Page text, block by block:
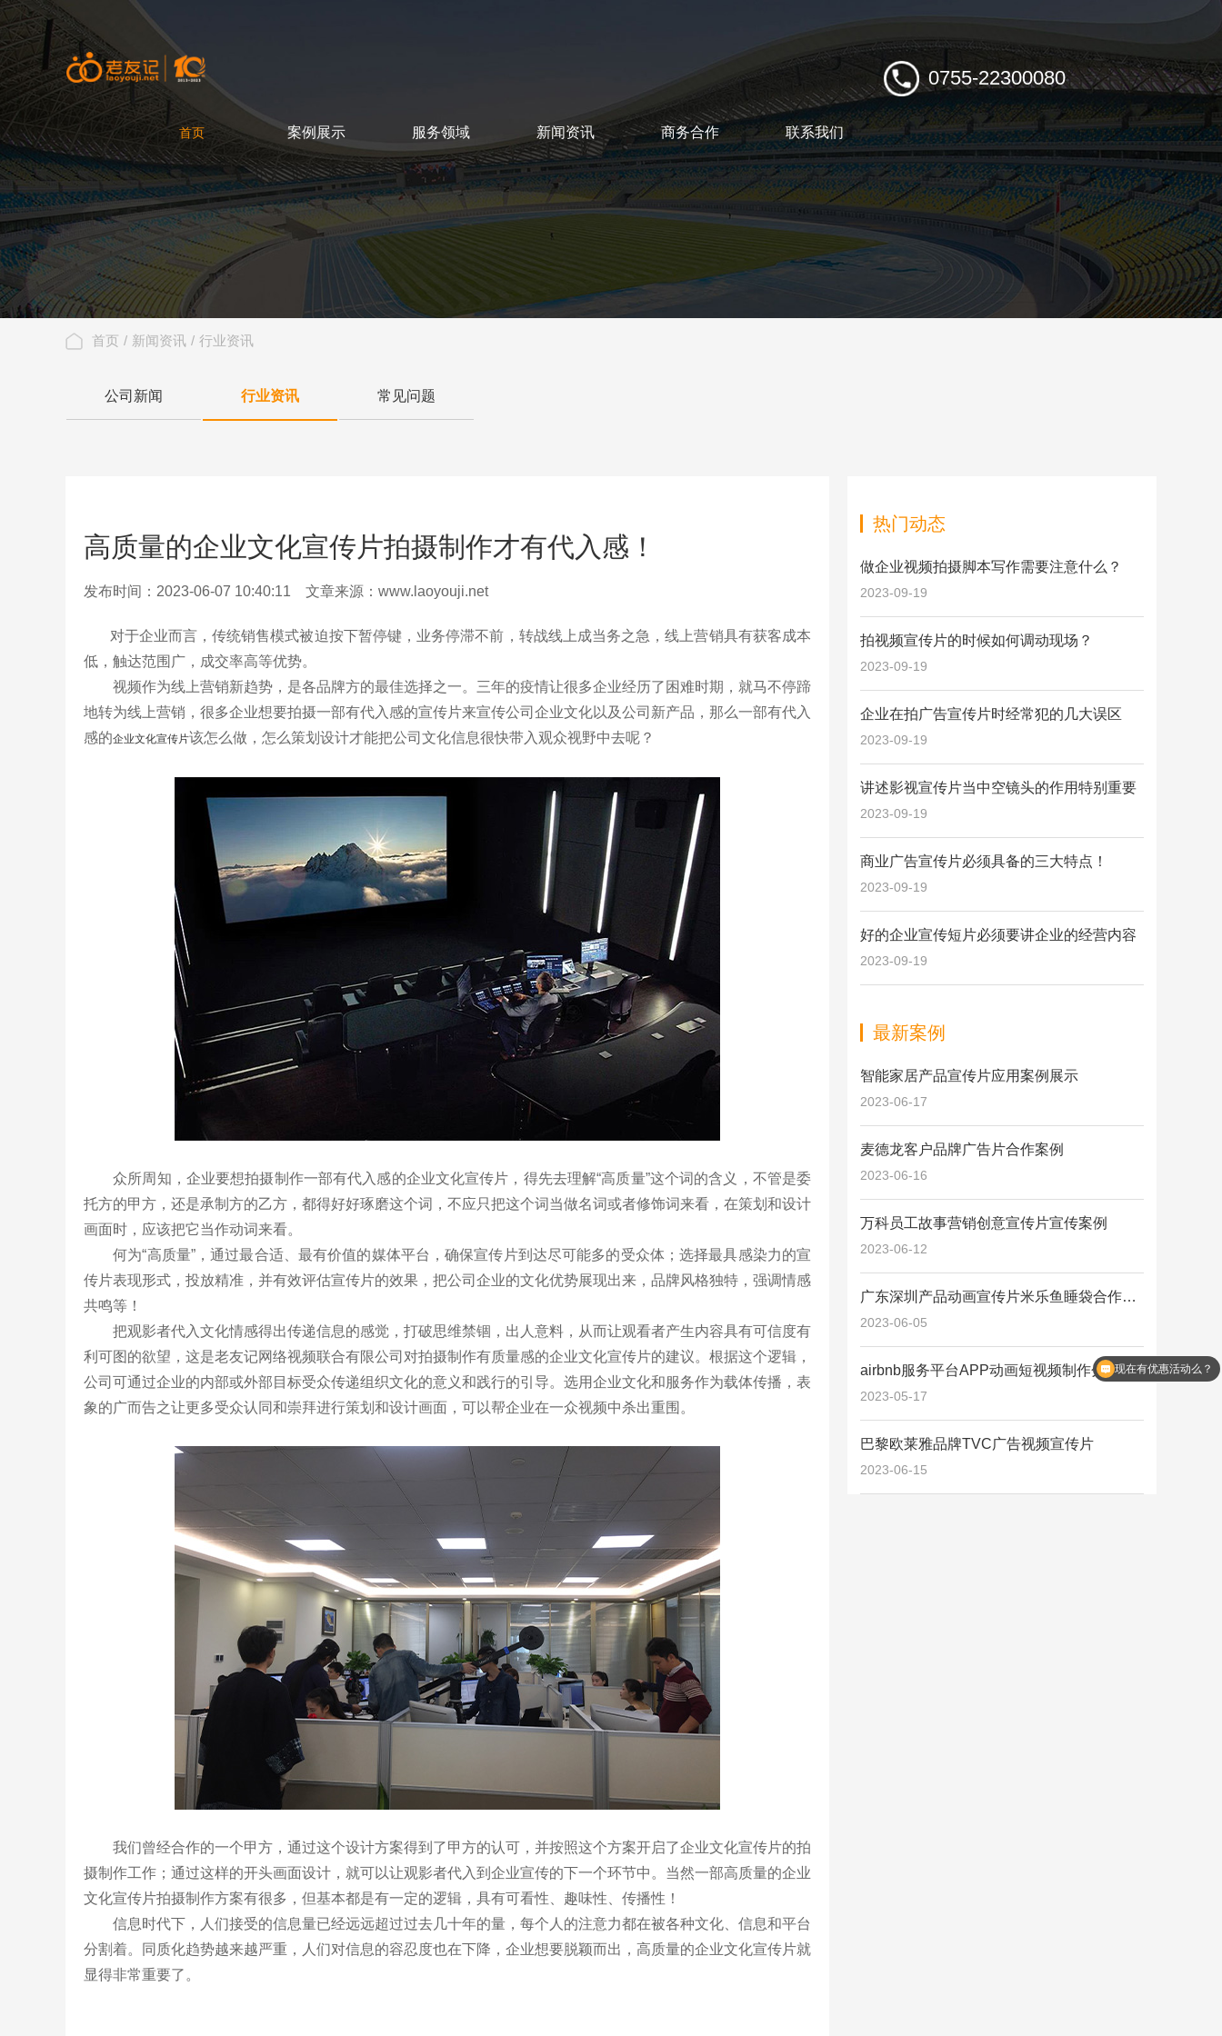
0755-22300080
首页
首页 案例展示 服务领域 新闻资讯
NEWS
商务合作
COOPERATION
联系我们
CONTACT
首页 / 新闻资讯 / 行业资讯
公司新闻 行业资讯 常见问题
高质量的企业文化宣传片拍摄制作才有代入感！
发布时间：2023-06-07 10:40:11 文章来源：www.laoyouji.net
对于企业而言，传统销售模式被迫按下暂停键，业务停滞不前，转战线上成当务之急，线上营销具有获客成本
低，触达范围广，成交率高等优势。
视频作为线上营销新趋势，是各品牌方的最佳选择之一。三年的疫情让很多企业经历了困难时期，就马不停蹄
地转为线上营销，很多企业想要拍摄一部有代入感的宣传片来宣传公司企业文化以及公司新产品，那么一部有代入
感的企业文化宣传片该怎么做，怎么策划设计才能把公司文化信息很快带入观众视野中去呢？
众所周知，企业要想拍摄制作一部有代入感的企业文化宣传片，得先去理解“高质量”这个词的含义，不管是委
托方的甲方，还是承制方的乙方，都得好好琢磨这个词，不应只把这个词当做名词或者修饰词来看，在策划和设计
画面时，应该把它当作动词来看。
何为“高质量”，通过最合适、最有价值的媒体平台，确保宣传片到达尽可能多的受众体；选择最具感染力的宣
传片表现形式，投放精准，并有效评估宣传片的效果，把公司企业的文化优势展现出来，品牌风格独特，强调情感
共鸣等！
把观影者代入文化情感得出传递信息的感觉，打破思维禁锢，出人意料，从而让观看者产生内容具有可信度有
利可图的欲望，这是老友记网络视频联合有限公司对拍摄制作有质量感的企业文化宣传片的建议。根据这个逻辑，
公司可通过企业的内部或外部目标受众传递组织文化的意义和践行的引导。选用企业文化和服务作为载体传播，表
象的广而告之让更多受众认同和崇拜进行策划和设计画面，可以帮企业在一众视频中杀出重围。
我们曾经合作的一个甲方，通过这个设计方案得到了甲方的认可，并按照这个方案开启了企业文化宣传片的拍
摄制作工作；通过这样的开头画面设计，就可以让观影者代入到企业宣传的下一个环节中。当然一部高质量的企业
文化宣传片拍摄制作方案有很多，但基本都是有一定的逻辑，具有可看性、趣味性、传播性！
信息时代下，人们接受的信息量已经远远超过过去几十年的量，每个人的注意力都在被各种文化、信息和平台
分割着。同质化趋势越来越严重，人们对信息的容忍度也在下降，企业想要脱颖而出，高质量的企业文化宣传片就
显得非常重要了。
热门动态
做企业视频拍摄脚本写作需要注意什么？
2023-09-19
拍视频宣传片的时候如何调动现场？
2023-09-19
企业在拍广告宣传片时经常犯的几大误区
2023-09-19
讲述影视宣传片当中空镜头的作用特别重要
2023-09-19
商业广告宣传片必须具备的三大特点！
2023-09-19
好的企业宣传短片必须要讲企业的经营内容
2023-09-19
最新案例
智能家居产品宣传片应用案例展示
2023-06-17
麦德龙客户品牌广告片合作案例
2023-06-16
万科员工故事营销创意宣传片宣传案例
2023-06-12
广东深圳产品动画宣传片米乐鱼睡袋合作案
例详情
2023-06-05
airbnb服务平台APP动画短视频制作分享片
2023-05-17
巴黎欧莱雅品牌TVC广告视频宣传片
2023-06-15
请我你们是怎么收费的？